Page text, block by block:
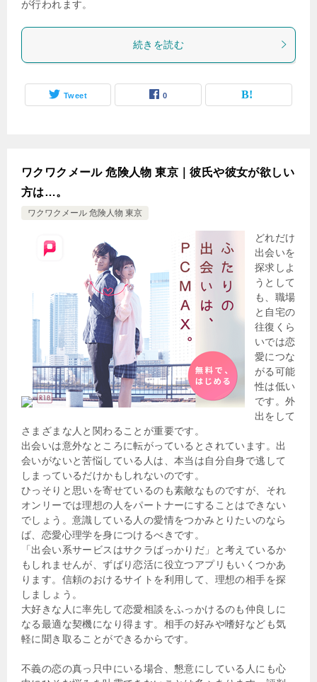
が行われます。
続きを読む
Tweet 0
ワクワクメール 危険人物 東京｜彼氏や彼女が欲しい
方は…。
ワクワクメール 危険人物 東京
どれだけ
出会いを
探求しよ
うとして
も、職場
と自宅の
往復くら
いでは恋
愛につな
がる可能
性は低い
です。外
出をして
さまざまな人と関わることが重要です。
出会いは意外なところに転がっているとされています。出
会いがないと苦悩している人は、本当は自分自身で逃して
しまっているだけかもしれないのです。
ひっそりと思いを寄せているのも素敵なものですが、それ
オンリーでは理想の人をパートナーにすることはできない
でしょう。意識している人の愛情をつかみとりたいのなら
ば、恋愛心理学を身につけるべきです。
「出会い系サービスはサクラばっかりだ」と考えているか
もしれませんが、ずばり恋活に役立つアプリもいくつかあ
ります。信頼のおけるサイトを利用して、理想の相手を探
しましょう。
大好きな人に率先して恋愛相談をふっかけるのも仲良しに
なる最適な契機になり得ます。相手の好みや嗜好なども気
軽に聞き取ることができるからです。
不義の恋の真っ只中にいる場合、懇意にしている人にも心